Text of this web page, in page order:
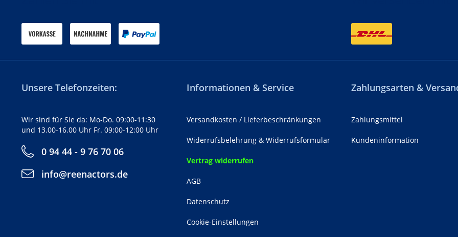
Unsere Telefonzeiten:
Wir sind für Sie da: Mo-Do. 09:00-11:30
und 13.00-16.00 Uhr Fr. 09:00-12:00 Uhr
0 94 44 - 9 76 70 06
info@reenactors.de
Informationen & Service
Versandkosten / Lieferbeschränkungen
Widerrufsbelehrung & Widerrufsformular
Vertrag widerrufen
AGB
Datenschutz
Cookie-Einstellungen
Zahlungsarten &
Zahlungsmittel
Kundeninformation